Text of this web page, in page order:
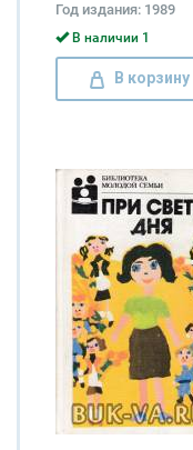
Год издания: 1989
В наличии 1
В корзину